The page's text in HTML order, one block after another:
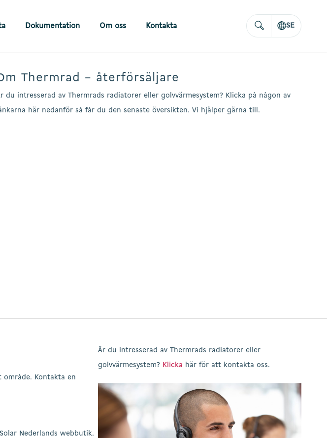
Dokumentation Om oss Kontakta SE
Thermrad – återförsäljare
du intresserad av Thermrads radiatorer eller golvvärmesystem? Klicka på någon av
här nedanför så får du den senaste översikten. Vi hjälper gärna till.
Kontakta en
Nederlands webbutik.
Är du intresserad av Thermrads radiatorer eller
golvvärmesystem? Klicka här för att kontakta oss.